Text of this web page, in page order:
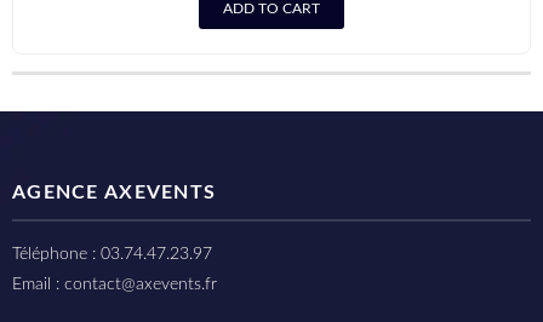
ADD TO CART
AGENCE AXEVENTS
Téléphone : 03.74.47.23.97
Email : contact@axevents.fr